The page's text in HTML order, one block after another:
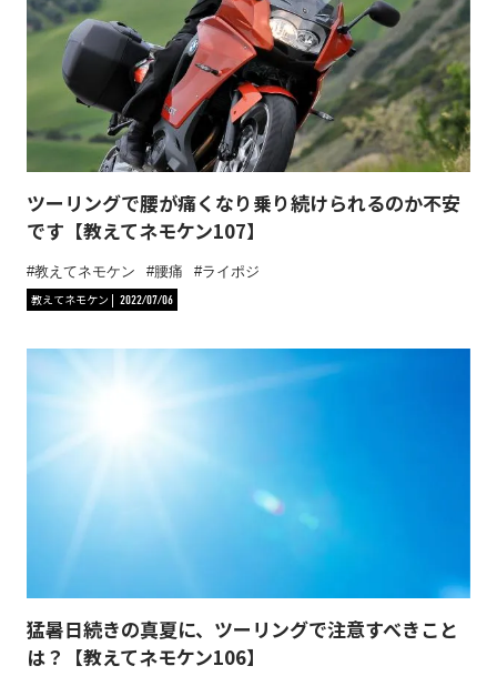
ツーリングで腰が痛くなり乗り続けられるのか不安
です【教えてネモケン107】
教えてネモケン 腰痛
ライポジ
教えてネモケン
2022/07/06
猛暑日続きの真夏に、ツーリングで注意すべきこと
は？【教えてネモケン106】